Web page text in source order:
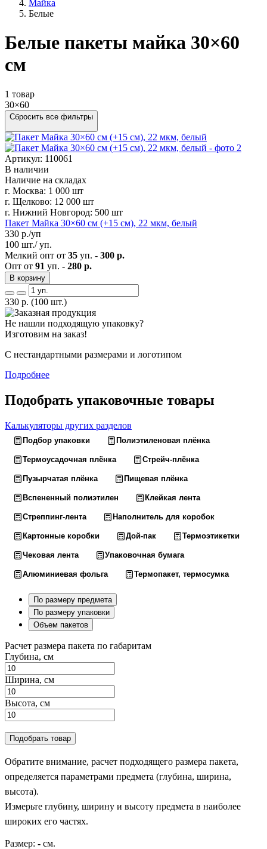
Майка
Белые
Белые пакеты майка 30×60
см
1 товар
30×60
Сбросить все фильтры
Артикул: 110061
В наличии
Наличие на складах
г. Москва: 1 000 шт
г. Щелково: 12 000 шт
г. Нижний Новгород: 500 шт
Пакет Майка 30×60 см (+15 см), 22 мкм, белый
330 р./уп
100 шт./ уп.
Мелкий опт от 35 уп. - 300 р.
Опт от 91 уп. - 280 р.
В корзину
330 р. (100 шт.)
Не нашли подходящую упаковку?
Изготовим на заказ!
С нестандартными размерами и логотипом
Подробнее
Подобрать упаковочные товары
Калькуляторы других разделов
Подбор упаковки Полиэтиленовая плёнка
Термоусадочная плёнка Стрейч-плёнка
Пузырчатая плёнка Пищевая плёнка
Вспененный полиэтилен Клейкая лента
Стреппинг-лента Наполнитель для коробок
Картонные коробки Дой-пак Термоэтикетки
Чековая лента Упаковочная бумага
Алюминиевая фольга Термопакет, термосумка
По размеру предмета
По размеру упаковки
Объем пакетов
Расчет размера пакета по габаритам
Глубина, см
Ширина, см
Высота, см
Подобрать товар
Обратите внимание, расчет подходящего размера пакета,
определяется параметрами предмета (глубина, ширина,
высота).
Измерьте глубину, ширину и высоту предмета в наиболее
широких его частях.
Размер: - см.